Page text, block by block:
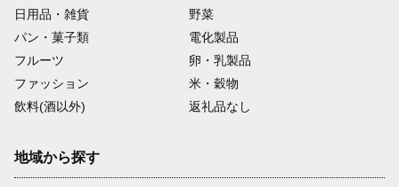
日用品・雑貨
野菜
パン・菓子類
電化製品
フルーツ
卵・乳製品
ファッション
米・穀物
飲料(酒以外)
返礼品なし
地域から探す